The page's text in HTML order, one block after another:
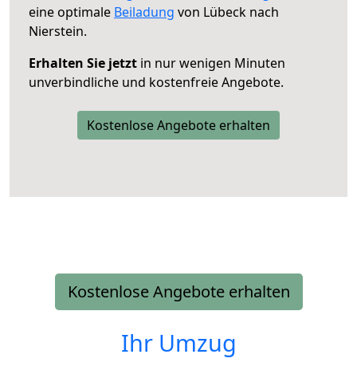
eine optimale Beiladung von Lübeck nach
Nierstein.
Erhalten Sie jetzt in nur wenigen Minuten
unverbindliche und kostenfreie Angebote.
Kostenlose Angebote erhalten
Kostenlose Angebote erhalten
Ihr Umzug